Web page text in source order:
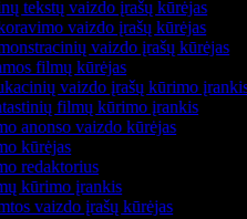
tekstų vaizdo įrašų kūrėjas
vaizdo įrašų kūrėjas
vaizdo įrašų kūrėjas
filmų kūrėjas
vaizdo įrašų kūrimo įrankis
filmų kūrimo įrankis
anonso vaizdo kūrėjas
kūrėjas
redaktorius
kūrimo įrankis
vaizdo įrašų kūrėjas